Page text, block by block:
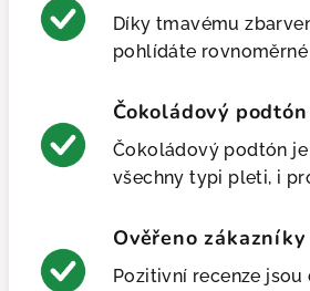
Díky tmavému
pohlídáte
Čokoládový
Čokoládový podtón
všechny typi pleti, i
Ověřeno zákazníky
Pozitivní recenze jsou